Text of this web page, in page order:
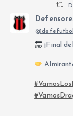
¡Final